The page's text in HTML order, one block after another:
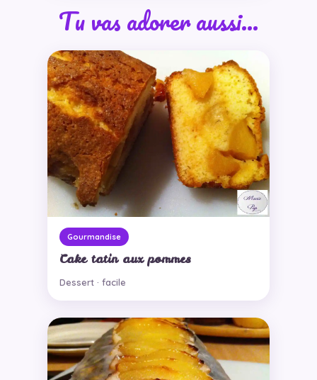
Tu vas adorer aussi…
Gourmandise
Cake tatin aux pommes
Dessert · facile